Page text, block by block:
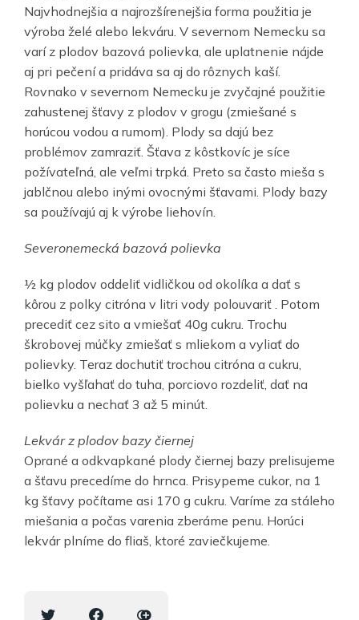
Najvhodnejšia a najrozšírenejšia forma použitia je
výroba želé alebo lekváru. V severnom Nemecku sa
varí z plodov bazová polievka, ale uplatnenie nájde
aj pri pečení a pridáva sa aj do rôznych kaší.
Rovnako v severnom Nemecku je zvyčajné použitie
zahustenej šťavy z plodov v grogu (zmiešané s
horúcou vodou a rumom). Plody sa dajú bez
problémov zamraziť. Šťava z kôstkovíc je síce
požívateľná, ale veľmi trpká. Preto sa často mieša s
jablčnou alebo inými ovocnými šťavami. Plody bazy
sa používajú aj k výrobe liehovín.
Severonemecká bazová polievka
½ kg plodov oddeliť vidličkou od okolíka a dať s
kôrou z polky citróna v litri vody polouvariť . Potom
precediť cez sito a vmiešať 40g cukru. Trochu
škrobovej múčky zmiešať s mliekom a vyliať do
polievky. Teraz dochutiť trochou citróna a cukru,
bielko vyšľahať do tuha, porciovo rozdeliť, dať na
polievku a nechať 3 až 5 minút.
Lekvár z plodov bazy čiernej
Oprané a odkvapkané plody čiernej bazy prelisujeme
a šťavu precedíme do hrnca. Prisypeme cukor, na 1
kg šťavy počítame asi 170 g cukru. Varíme za stáleho
miešania a počas varenia zberáme penu. Horúci
lekvár plníme do fliaš, ktoré zaviečkujeme.